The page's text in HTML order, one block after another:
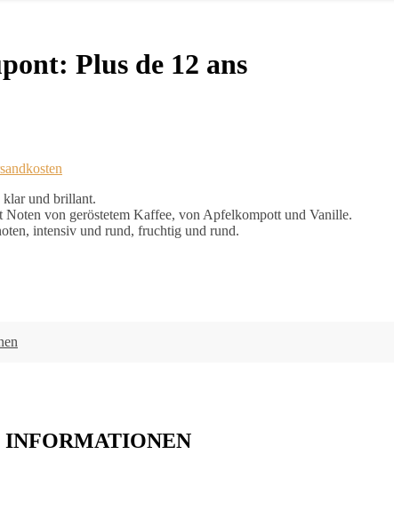
Plus de 12 ans
klar und brillant.
Noten von geröstetem Kaffee, von Apfelkompott und Vanille.
intensiv und rund, fruchtig und rund.